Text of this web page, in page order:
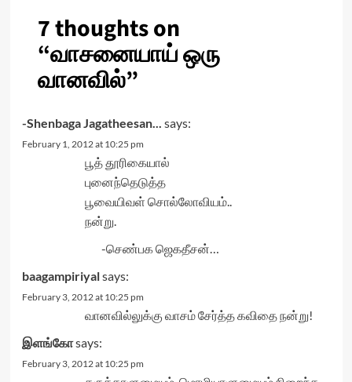
7 thoughts on
“வாசனையாய் ஒரு
வானவில்”
-Shenbaga Jagatheesan... says:
February 1, 2012 at 10:25 pm
பூத் தூரிகையால்
புனைந்தெடுத்த
பூவையிவள் சொல்லோவியம்..
நன்று.
-செண்பக ஜெகதீசன்…
baagampiriyalsays:
February 3, 2012 at 10:25 pm
வானவில்லுக்கு வாசம் சேர்த்த கவிதை நன்று!
இளங்கோsays:
February 3, 2012 at 10:25 pm